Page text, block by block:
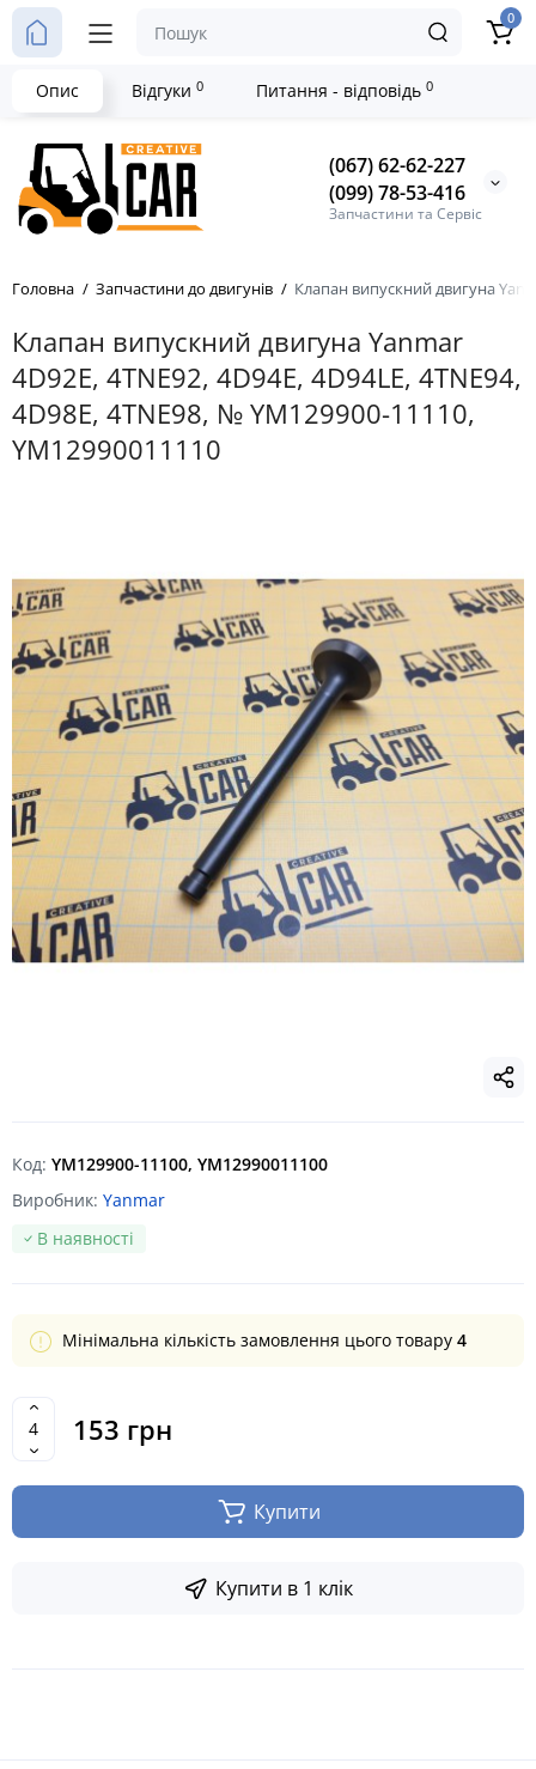
(067) 62-62-227
(099) 78-53-416
Запчастини та Сервіс
0
Головна Запчастини до двигунів Клапан випускний двигуна
Клапан випускний двигуна Yanmar
4D92E, 4TNE92, 4D94E, 4D94LE, 4TNE94,
4D98E, 4TNE98, № YM129900-11110,
YM12990011110
Код: YM129900-11100, YM12990011100
Виробник: Yanmar
В наявності
Мінімальна кількість замовлення цього товару 4
153 грн
Купити
Купити в 1 клік
Опис Відгуки 0 Питання - відповідь 0